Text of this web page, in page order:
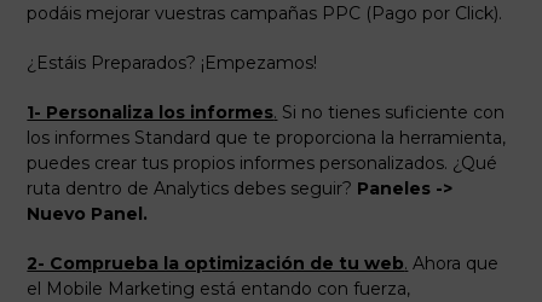
podáis mejorar vuestras campañas PPC (Pago por Click).
¿Estáis Preparados? ¡Empezamos!
1- Personaliza los informes. Si no tienes suficiente con
los informes Standard que te proporciona la herramienta,
puedes crear tus propios informes personalizados. ¿Qué
ruta dentro de Analytics debes seguir? Paneles ->
Nuevo Panel.
2- Comprueba la optimización de tu web. Ahora que
el Mobile Marketing está entando con fuerza,